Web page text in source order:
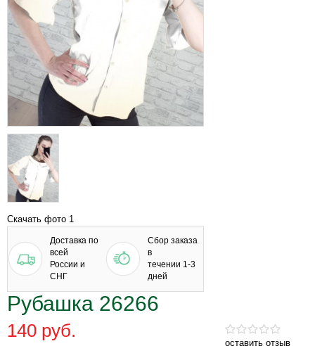
Скачать фото 1
Доставка по
всей
России и
СНГ
Сбор заказа
в
течении 1-3
дней
Рубашка 26266
оставить отзыв
140 руб.